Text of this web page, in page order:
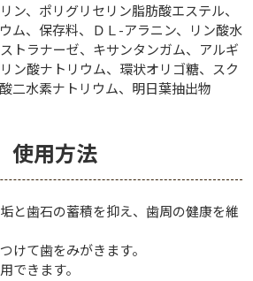
ン、ポリグリセリン脂肪酸エステル、
ム、保存料、ＤＬ-アラニン、リン酸水
トラナーゼ、キサンタンガム、アルギ
ン酸ナトリウム、環状オリゴ糖、スク
二水素ナトリウム、明日葉抽出物
使用方法
と歯石の蓄積を抑え、歯周の健康を維
けて歯をみがきます。
できます。